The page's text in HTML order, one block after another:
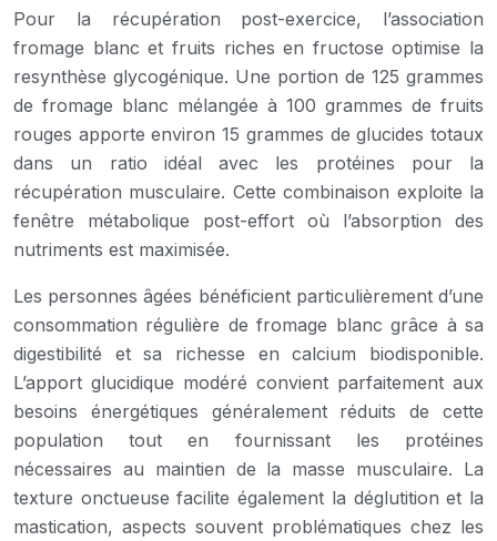
Pour la récupération post-exercice, l’association
fromage blanc et fruits riches en fructose optimise la
resynthèse glycogénique. Une portion de 125 grammes
de fromage blanc mélangée à 100 grammes de fruits
rouges apporte environ 15 grammes de glucides totaux
dans un ratio idéal avec les protéines pour la
récupération musculaire. Cette combinaison exploite la
fenêtre métabolique post-effort où l’absorption des
nutriments est maximisée.
Les personnes âgées bénéficient particulièrement d’une
consommation régulière de fromage blanc grâce à sa
digestibilité et sa richesse en calcium biodisponible.
L’apport glucidique modéré convient parfaitement aux
besoins énergétiques généralement réduits de cette
population tout en fournissant les protéines
nécessaires au maintien de la masse musculaire. La
texture onctueuse facilite également la déglutition et la
mastication, aspects souvent problématiques chez les